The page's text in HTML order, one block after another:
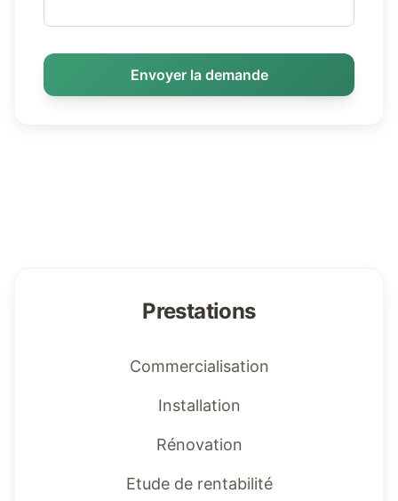
Envoyer la demande
Prestations
Commercialisation
Installation
Rénovation
Etude de rentabilité